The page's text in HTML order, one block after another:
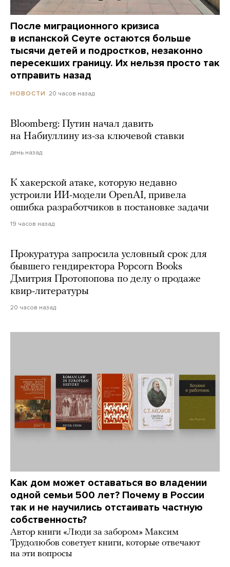
После миграционного кризиса
в испанской Сеуте остаются больше
тысячи детей и подростков, незаконно
пересекших границу. Их нельзя просто так
отправить назад
НОВОСТИ 20 часов назад
Bloomberg: Путин начал давить
на Набиуллину из-за ключевой ставки
день назад
К хакерской атаке, которую недавно
устроили ИИ-модели OpenAI, привела
ошибка разработчиков в постановке задачи
19 часов назад
Прокуратура запросила условный срок для
бывшего гендиректора Popcorn Books
Дмитрия Протопопова по делу о продаже
квир-литературы
20 часов назад
Как дом может оставаться во владении
одной семьи 500 лет? Почему в России
так и не научились отстаивать частную
собственность?
Автор книги «Люди за забором» Максим
Трудолюбов советует книги, которые отвечают
на эти вопросы